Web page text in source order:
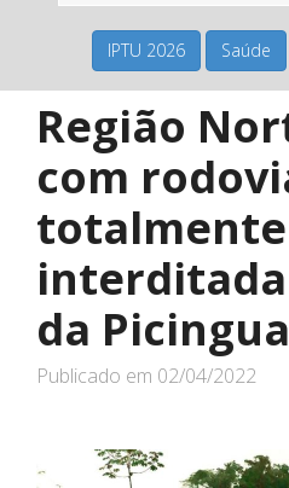
IPTU 2026 Saúde
Região
com
totalmente
da
Publicado em 02/04/2022